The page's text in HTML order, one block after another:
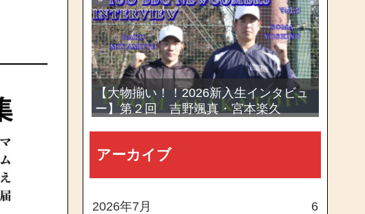
【大物揃い！！2026新入生インタビュ
ー】第２回 吉野颯真・宮本楽久
アーカイブ
2026年7月 6